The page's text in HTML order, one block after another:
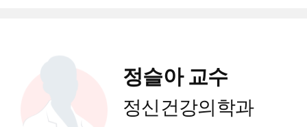
혈액종양내과
정슬아 교수
정신건강의학과